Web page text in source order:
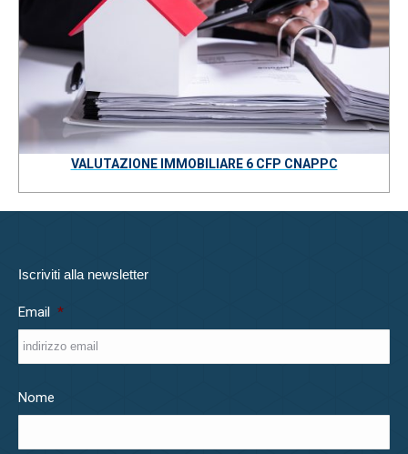
VALUTAZIONE IMMOBILIARE 6 CFP CNAPPC
Iscriviti alla newsletter
Email *
Nome